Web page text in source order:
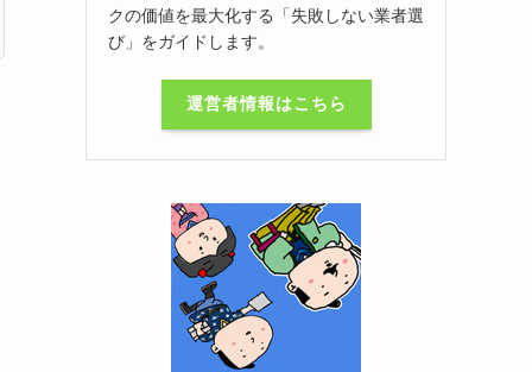
クの価値を最大化する「失敗しない業者選
び」をガイドします。
運営者情報はこちら